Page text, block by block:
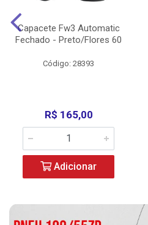
Capacete Fw3 Automatic
Fechado - Preto/Flores 60
Código: 28393
R$ 165,00
Adicionar